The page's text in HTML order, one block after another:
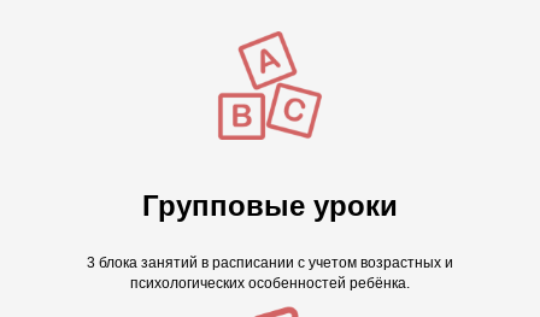
Групповые уроки
3 блока занятий в расписании с учетом возрастных и
психологических особенностей ребёнка.